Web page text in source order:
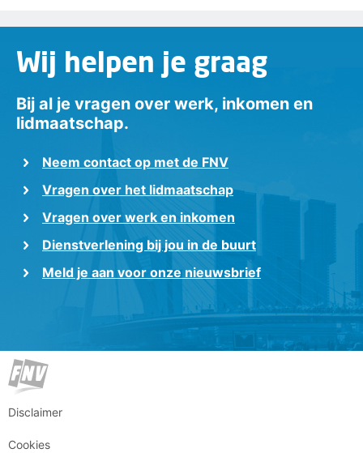
Wij helpen je graag
Bij al je vragen over werk, inkomen en
lidmaatschap.
Neem contact op met de FNV
Vragen over het lidmaatschap
Vragen over werk en inkomen
Dienstverlening bij jou in de buurt
Meld je aan voor onze nieuwsbrief
Disclaimer
Cookies